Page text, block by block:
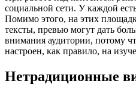
социальной сети. У каждой
Помимо этого, на этих
тексты, превью могут дать
внимания аудитории, потому
настроен, как правило, на
Нетрадиционные